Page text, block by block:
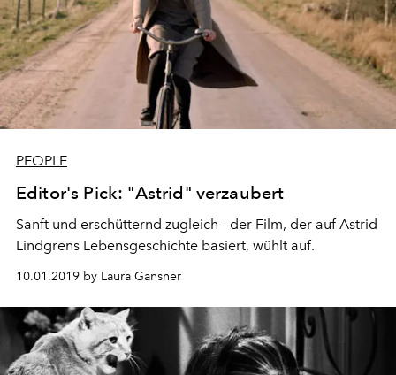
PEOPLE
Editor's Pick: "Astrid" verzaubert
Sanft und erschütternd zugleich - der Film, der auf Astrid
Lindgrens Lebensgeschichte basiert, wühlt auf.
10.01.2019 by Laura Gansner